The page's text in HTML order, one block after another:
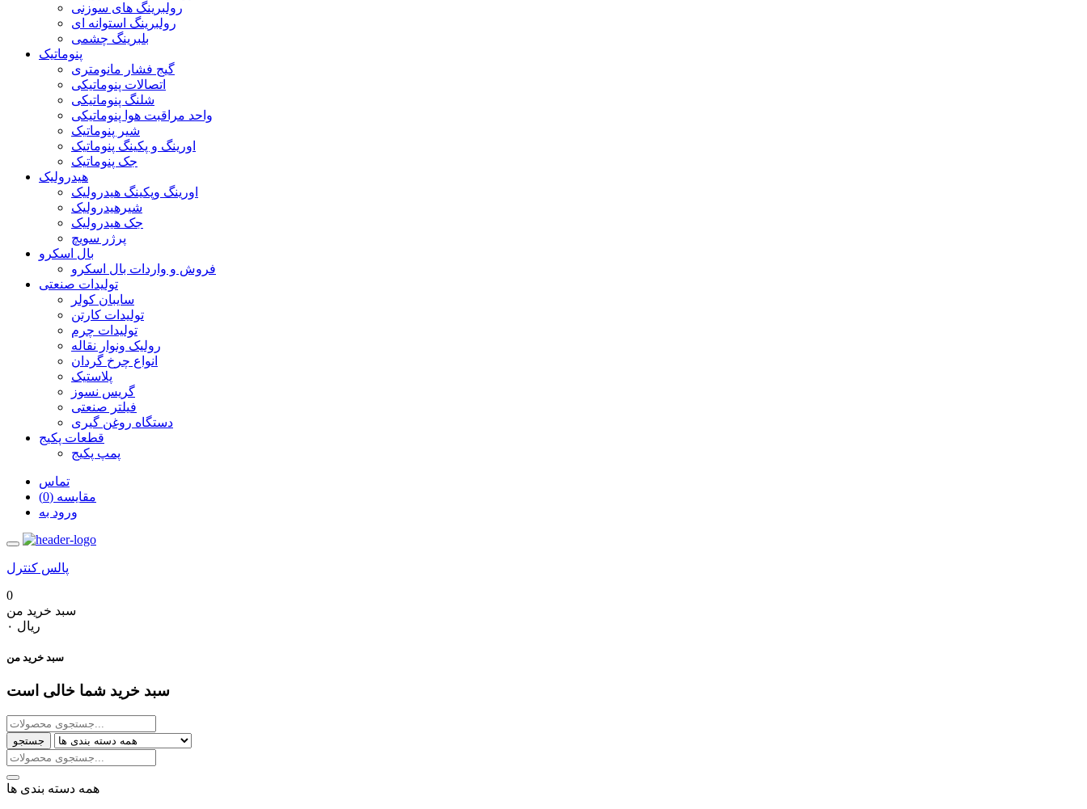
رولبرینگ های سوزنی
رولبرینگ استوانه ای
بلبرینگ چشمی
پنوماتیک
گیج فشار مانومتری
اتصالات پنوماتیکی
شلنگ پنوماتیکی
واحد مراقبت هوا پنوماتیکی
شیر پنوماتیک
اورینگ و پکینگ پنوماتیک
جک پنوماتیک
هیدرولیک
اورینگ وپکینگ هیدرولیک
شیرهیدرولیک
جک هیدرولیک
پرژر سویچ
بال اسکرو
فروش و واردات بال اسکرو
تولیدات صنعتی
سایبان کولر
تولیدات کارتن
تولیدات چرم
رولیک ونوار نقاله
انواع چرخ گردان
پلاستیک
گریس نسوز
فیلتر صنعتی
دستگاه روغن گیری
قطعات پکیج
پمپ پکیج
تماس
مقایسه (0)
ورود به
پالس کنترل
0
سبد خرید من
‎ریال ۰
سبد خرید من
سبد خرید شما خالی است
جستجو
همه دسته بندی ها